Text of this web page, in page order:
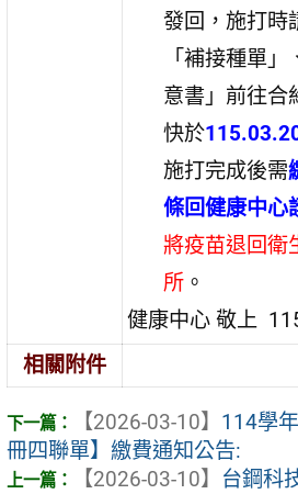
發回，施打時
「補接種單
意書」前往合
快於
施打完成後需
條回健康中心
將疫苗退回衛
所。
健康中心 敬上
相關附件
【2026-03-10】 114學
冊四聯單】繳費通知公告:
【2026-03-10】 台鋼科